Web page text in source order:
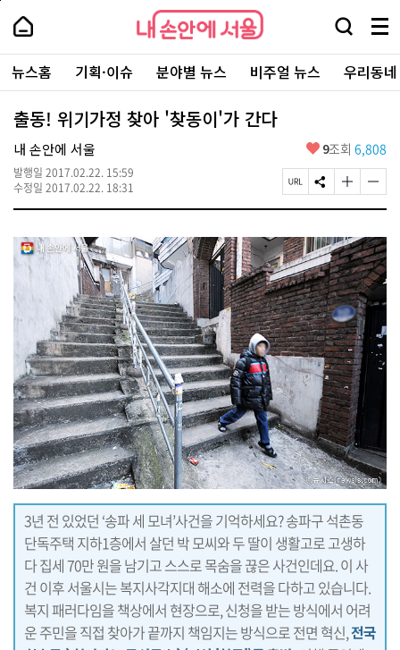
본
로
가
내
손
안
에
서
울
-
서
울
시
대
표
소
포
털
내
손
에
울
검
창
열
기
메
뉴
전
체
보
주
요
서
뉴스홈 기획·이슈 분야별 뉴스 비주얼 뉴스 우리동
출동! 위기가정 찾아 '찾동이'가 간다
내 손안에 서울
발행일 2017.02.22. 15:59
수정일 2017.02.22. 18:31
좋
요
9조회 6,808
페
이
U
R
L
복
사
S
N
공
유
하
기
글
자
기
크
게
변
경
하
기
글
자
기
작
게
변
경
하
기
3년 전 있었던 ‘송파 세 모녀’사건을 기억하세요? 송파구 석촌동
단독주택 지하1층에서 살던 박 모씨와 두 딸이 생활고로 고생하
다 집세 70만 원을 남기고 스스로 목숨을 끊은 사건인데요. 이 사
건 이후 서울시는 복지사각지대 해소에 전력을 다하고 있습니다.
복지 패러다임을 책상에서 현장으로, 신청을 받는 방식에서 어려
운 주민을 직접 찾아가 끝까지 책임지는 방식으로 전면 혁신,전국
페
상
단
로